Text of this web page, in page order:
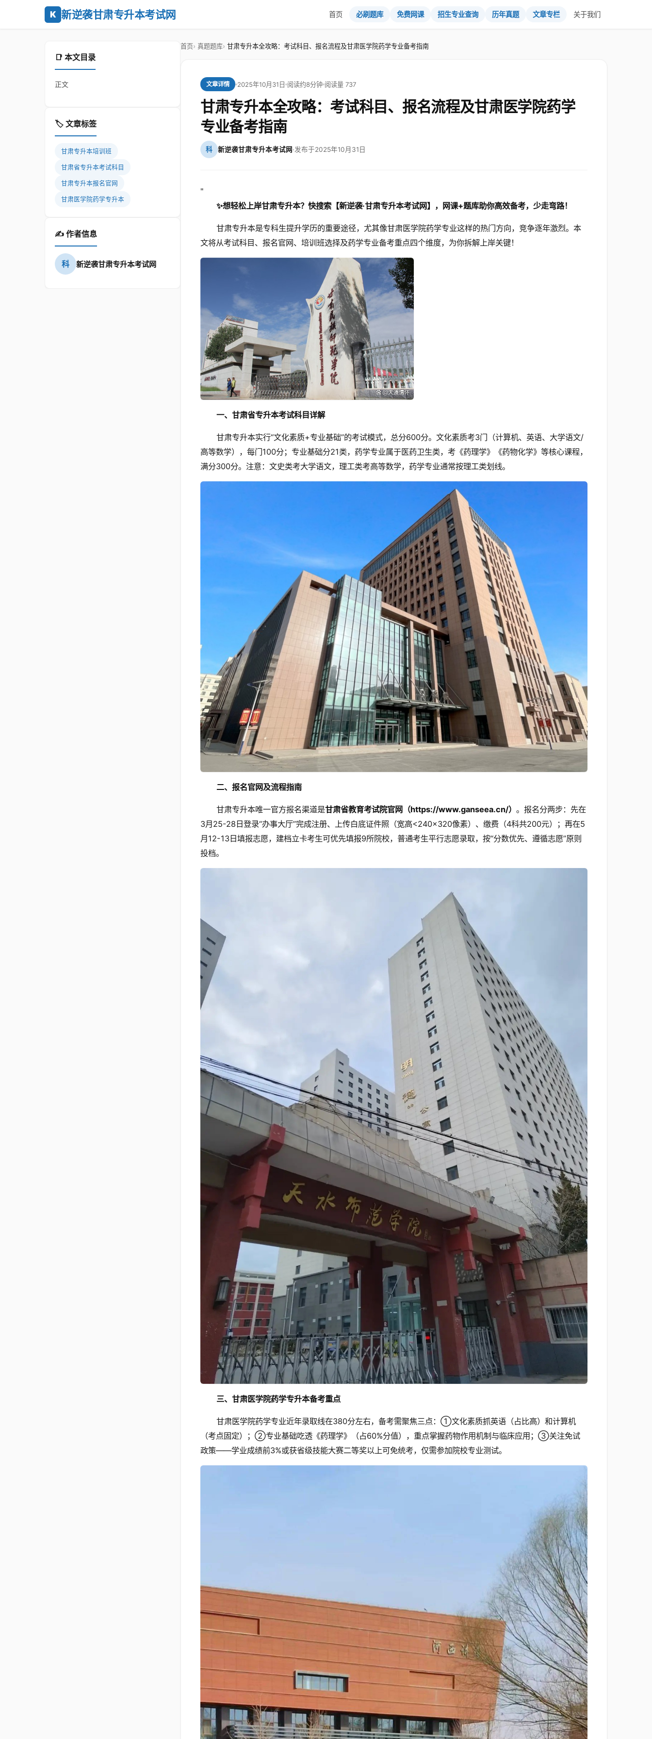
K 新逆袭甘肃专升本考试网 首页 必刷题库 免费网课 招生专业查询 历年真题 文章专栏 关于我们
📑 本文目录
正文
🏷️ 文章标签
甘肃专升本培训班
甘肃省专升本考试科目
甘肃专升本报名官网
甘肃医学院药学专升本
✍️ 作者信息
科 新逆袭甘肃专升本考试网
首页 真题题库 甘肃专升本全攻略：考试科目、报名流程及甘肃医学院药学专业备考指南
文章详情 2025年10月31日 阅读约8分钟 阅读量 737
甘肃专升本全攻略：考试科目、报名流程及甘肃医学院药学
专业备考指南
科 新逆袭甘肃专升本考试网·发布于2025年10月31日
"
✨想轻松上岸甘肃专升本？快搜索【新逆袭·甘肃专升本考试网】，网课+题库助你高效备考，少走弯路！
甘肃专升本是专科生提升学历的重要途径，尤其像甘肃医学院药学专业这样的热门方向，竞争逐年激烈。本
文将从考试科目、报名官网、培训班选择及药学专业备考重点四个维度，为你拆解上岸关键！
一、甘肃省专升本考试科目详解
甘肃专升本实行“文化素质+专业基础”的考试模式，总分600分。文化素质考3门（计算机、英语、大学语文/
高等数学），每门100分；专业基础分21类，药学专业属于医药卫生类，考《药理学》《药物化学》等核心课程，
满分300分。注意：文史类考大学语文，理工类考高等数学，药学专业通常按理工类划线。
二、报名官网及流程指南
甘肃专升本唯一官方报名渠道是甘肃省教育考试院官网（https://www.ganseea.cn/） 。报名分两步：先在
3月25-28日登录“办事大厅”完成注册、上传白底证件照（宽高<240×320像素）、缴费（4科共200元）；再在5
月12-13日填报志愿，建档立卡考生可优先填报9所院校，普通考生平行志愿录取，按“分数优先、遵循志愿”原则
投档。
三、甘肃医学院药学专升本备考重点
甘肃医学院药学专业近年录取线在380分左右，备考需聚焦三点：①文化素质抓英语（占比高）和计算机
（考点固定）；②专业基础吃透《药理学》（占60%分值），重点掌握药物作用机制与临床应用；③关注免试
政策——学业成绩前3%或获省级技能大赛二等奖以上可免统考，仅需参加院校专业测试。